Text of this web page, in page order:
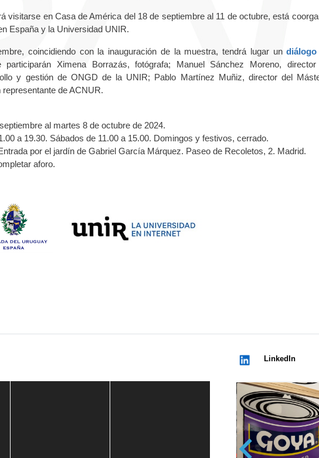
visitarse en Casa de América del 18 de septiembre al 11 de octubre, está
España y la Universidad UNIR.
coincidiendo con la inauguración de la muestra, tendrá lugar un
Ximena Borrazás, fotógrafa; Manuel Sánchez Moreno,
y gestión de ONGD de la UNIR; Pablo Martínez Muñiz, director del
de ACNUR.
al martes 8 de octubre de 2024.
a 19.30. Sábados de 11.00 a 15.00. Domingos y festivos, cerrado.
por el jardín de Gabriel García Márquez. Paseo de Recoletos, 2. Madrid.
aforo.
LinkedIn